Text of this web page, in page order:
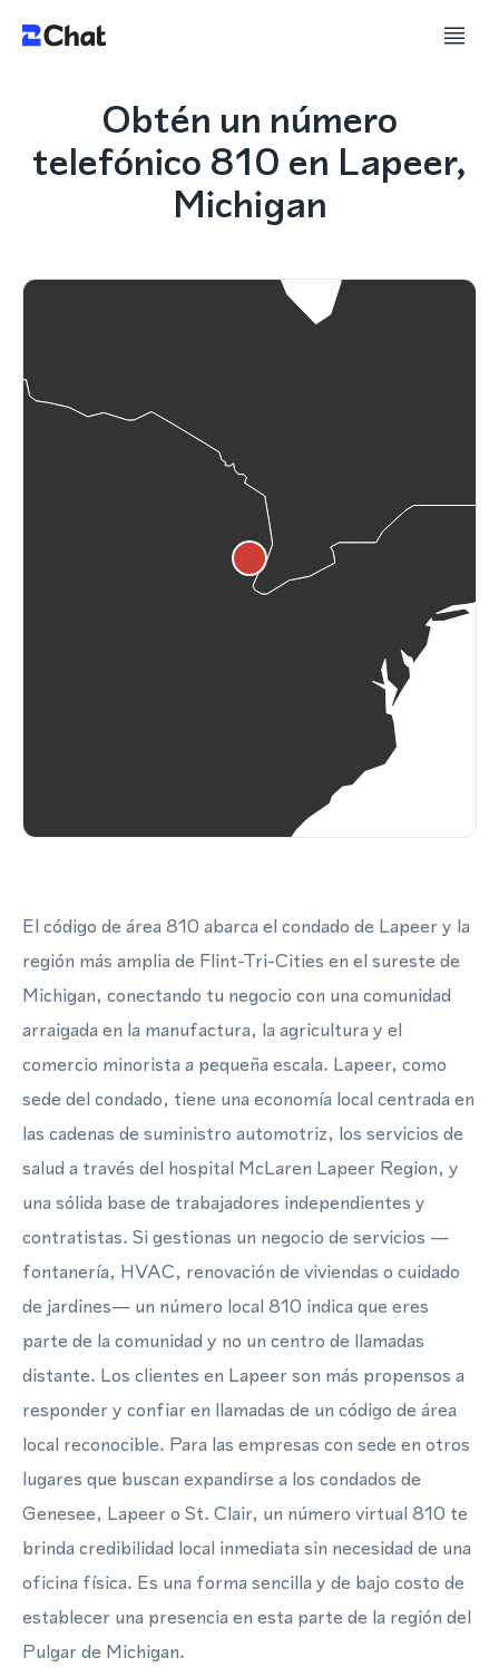
Obtén un número
telefónico 810 en Lapeer,
Michigan
El código de área 810 abarca el condado de Lapeer y la
región más amplia de Flint-Tri-Cities en el sureste de
Michigan, conectando tu negocio con una comunidad
arraigada en la manufactura, la agricultura y el
comercio minorista a pequeña escala. Lapeer, como
sede del condado, tiene una economía local centrada en
las cadenas de suministro automotriz, los servicios de
salud a través del hospital McLaren Lapeer Region, y
una sólida base de trabajadores independientes y
contratistas. Si gestionas un negocio de servicios —
fontanería, HVAC, renovación de viviendas o cuidado
de jardines— un número local 810 indica que eres
parte de la comunidad y no un centro de llamadas
distante. Los clientes en Lapeer son más propensos a
responder y confiar en llamadas de un código de área
local reconocible. Para las empresas con sede en otros
lugares que buscan expandirse a los condados de
Genesee, Lapeer o St. Clair, un número virtual 810 te
brinda credibilidad local inmediata sin necesidad de una
oficina física. Es una forma sencilla y de bajo costo de
establecer una presencia en esta parte de la región del
Pulgar de Michigan.